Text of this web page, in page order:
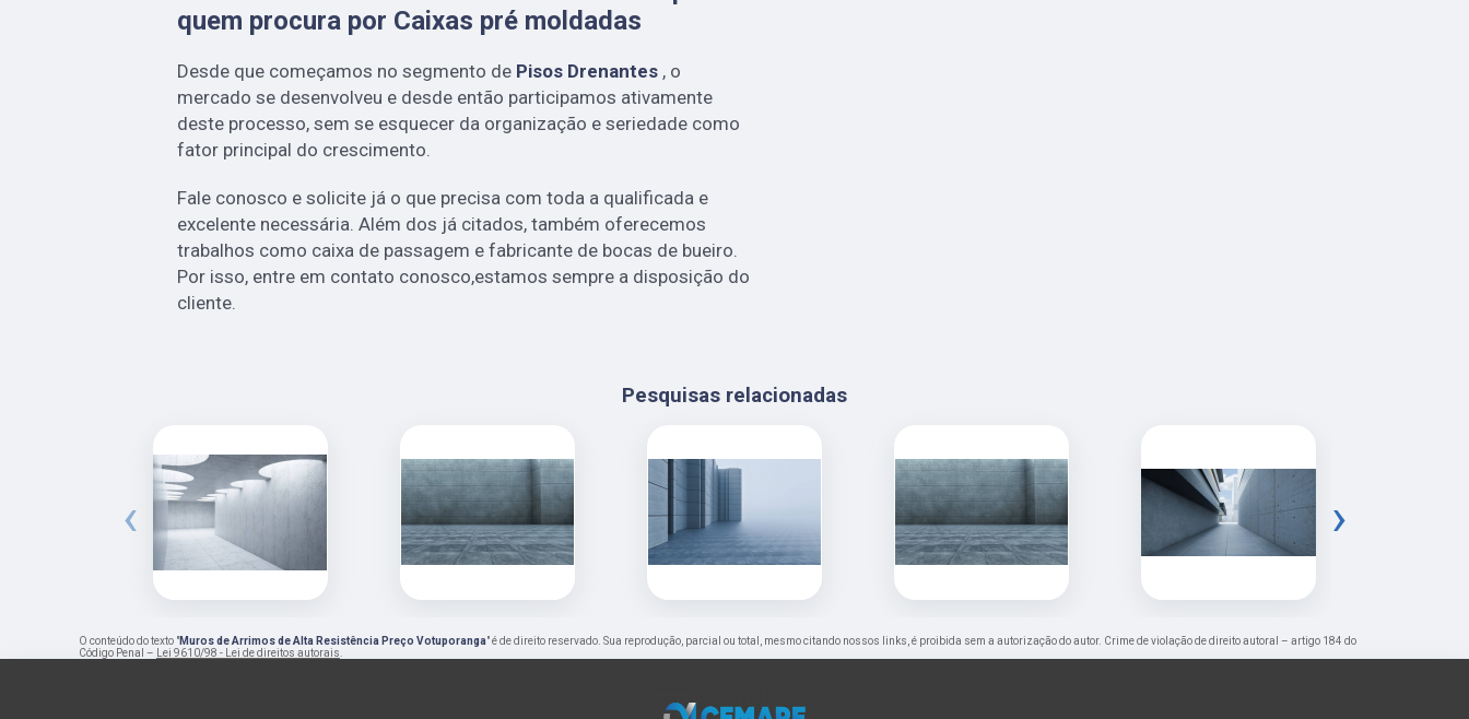
quem procura por Caixas pré moldadas
Desde que começamos no segmento de Pisos Drenantes , o
mercado se desenvolveu e desde então participamos ativamente
deste processo, sem se esquecer da organização e seriedade como
fator principal do crescimento.
Fale conosco e solicite já o que precisa com toda a qualificada e
excelente necessária. Além dos já citados, também oferecemos
trabalhos como caixa de passagem e fabricante de bocas de bueiro.
Por isso, entre em contato conosco,estamos sempre a disposição do
cliente.
Pesquisas relacionadas
‹ ›
O conteúdo do texto "Muros de Arrimos de Alta Resistência Preço Votuporanga" é de direito reservado. Sua reprodução, parcial ou total, mesmo citando nossos links, é proibida sem a autorização do autor. Crime de violação de direito autoral – artigo 184 do
Código Penal –
Lei 9610/98 - Lei de direitos autorais